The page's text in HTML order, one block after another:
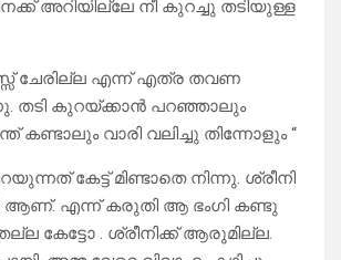
അറിയില്ലേ നീ കുറച്ചു തടിയുള്ള
ചേരില്ല എന്ന് എത്ര തവണ
തടി കുറയ്ക്കാൻ പറഞ്ഞാലും
കണ്ടാലും വാരി വലിച്ചു തിന്നോളും “
കേട്ട് മിണ്ടാതെ നിന്നു. ശ്രീനി
എന്ന് കരുതി ആ ഭംഗി കണ്ടു
കേട്ടോ . ശ്രീനിക്ക് ആരുമില്ല.